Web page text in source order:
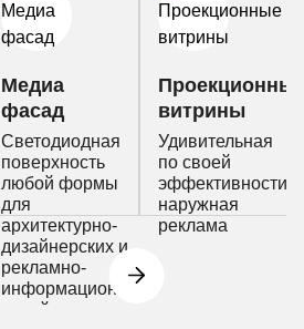
Медиа
фасад
Светодиодная
поверхность
любой формы
для
архитектурно-
дизайнерских и
рекламно-
информационных
целей
витрины
Удивительная
по своей
эффективности
наружная
реклама